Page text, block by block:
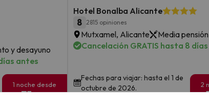
y desayuno
antes
1 noche desde
51
Hotel Bonalba Alicante
8 2815 opiniones
Mutxamel, Alicante
Media pensión
Cancelación GRATIS hasta 8
Fechas para viajar: hasta el 1 de
octubre de 2026.
2